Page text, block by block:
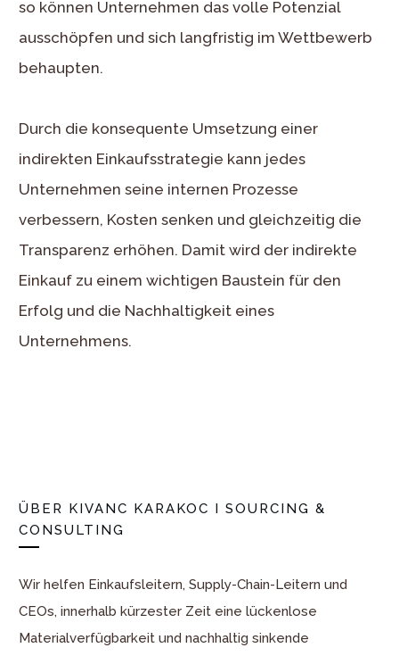
so können Unternehmen das volle Potenzial
ausschöpfen und sich langfristig im Wettbewerb
behaupten.
Durch die konsequente Umsetzung einer
indirekten Einkaufsstrategie kann jedes
Unternehmen seine internen Prozesse
verbessern, Kosten senken und gleichzeitig die
Transparenz erhöhen. Damit wird der indirekte
Einkauf zu einem wichtigen Baustein für den
Erfolg und die Nachhaltigkeit eines
Unternehmens.
ÜBER KIVANC KARAKOC I SOURCING &
CONSULTING
Wir helfen Einkaufsleitern, Supply-Chain-Leitern und
CEOs, innerhalb kürzester Zeit eine lückenlose
Materialverfügbarkeit und nachhaltig sinkende